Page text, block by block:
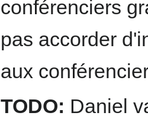
conférenciers
pas accorder
aux
TODO: Daniel